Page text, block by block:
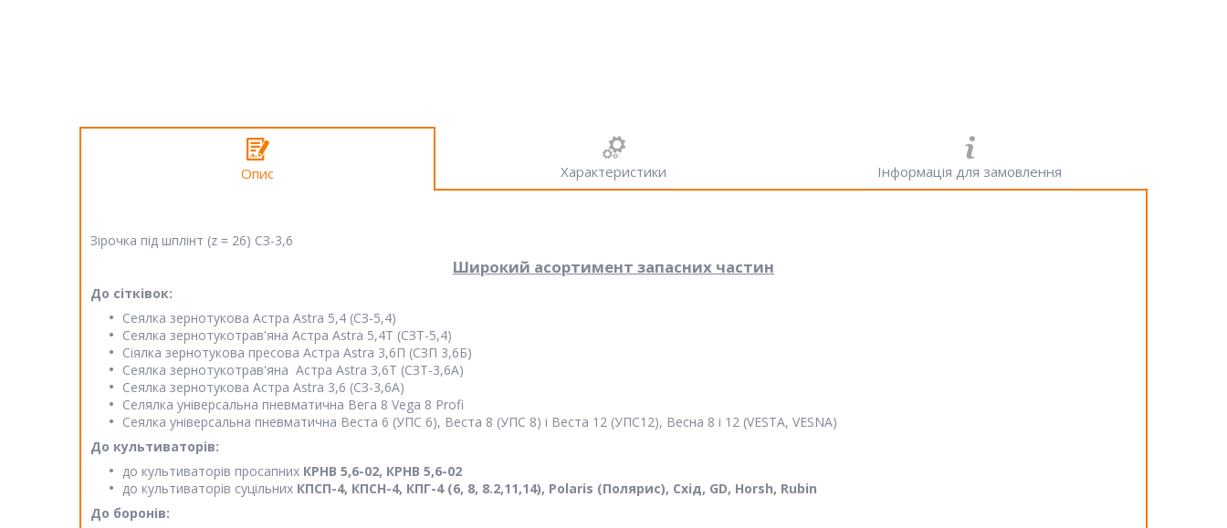
Опис Характеристики Інформація для замовлення
Зірочка під шплінт (z = 26) СЗ-3,6
Широкий асортимент запасних частин
До сітківок:
Сеялка зернотукова Астра Astra 5,4 (СЗ-5,4)
Сеялка зернотукотрав'яна Астра Astra 5,4Т (СЗТ-5,4)
Сіялка зернотукова пресова Астра Astra 3,6П (СЗП 3,6Б)
Сеялка зернотукотрав'яна Астра Astra 3,6Т (СЗТ-3,6А)
Сеялка зернотукова Астра Astra 3,6 (СЗ-3,6А)
Селялка універсальна пневматична Вега 8 Vega 8 Profi
Сеялка універсальна пневматична Веста 6 (УПС 6), Веста 8 (УПС 8) і Веста 12 (УПС12), Весна 8 і 12 (VESTA, VESNA)
До культиваторів:
до культиваторів просапних КРНВ 5,6-02, КРНВ 5,6-02
до культиваторів суцільних КПСП-4, КПСН-4, КПГ-4 (6, 8, 8.2,11,14), Polaris (Полярис), Схід, GD, Horsh, Rubin
До боронів: